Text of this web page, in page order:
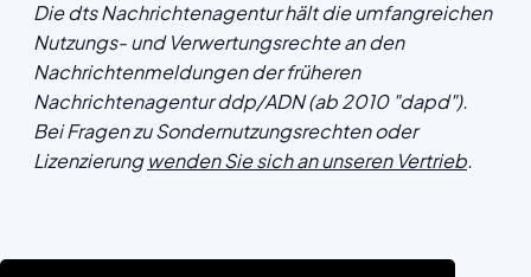
Die dts Nachrichtenagentur hält die umfangreichen
Nutzungs- und Verwertungsrechte an den
Nachrichtenmeldungen der früheren
Nachrichtenagentur ddp/ADN (ab 2010 "dapd").
Bei Fragen zu Sondernutzungsrechten oder
Lizenzierungwenden Sie sich an unseren Vertrieb.